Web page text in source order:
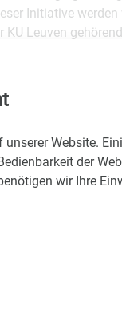
Initiative
KU Leuven
gemeinsam und
uns mit Demut.
Das Ziel von
und künftige
wirksame
unserer Website.
der
wir Ihre